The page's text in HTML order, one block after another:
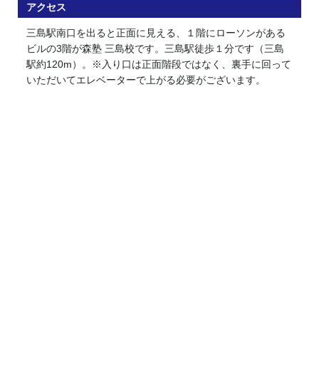
アクセス
三島駅南口を出ると正面に見える、１階にローソンがある
ビルの3階が森塾 三島校です。三島駅徒歩１分です（三島
駅約120m）。※入り口は正面階段ではなく、裏手に回って
いただいてエレベーターで上がる必要がございます。